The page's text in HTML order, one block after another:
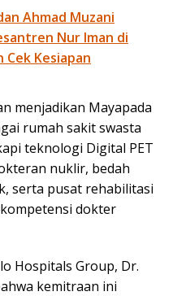
Ahmad Muzani
Nur Iman di
Cek Kesiapan
menjadikan Mayapada
rumah sakit swasta
teknologi Digital PET
nuklir, bedah
serta pusat rehabilitasi
dokter
Hospitals Group, Dr.
kemitraan ini